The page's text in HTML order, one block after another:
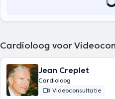
Cardioloog voor
Jean Creplet
Cardioloog
Videoconsultatie